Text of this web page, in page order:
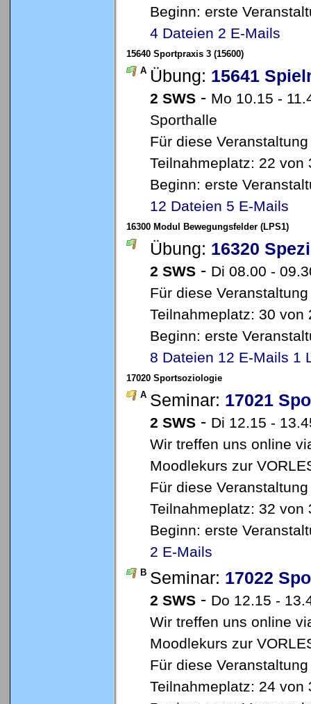
Beginn: erste
4 Dateien 2 E-Mails
15640 Sportpraxis 3 (15600)
A Übung: 15641
2 SWS - Mo 10.15 -
Sporthalle
Für diese
Teilnahmeplatz: 22 von
Beginn: erste
12 Dateien 5 E-Mails
16300 Modul Bewegungsfelder (LPS1)
Übung: 16320
2 SWS - Di 08.00 -
Für diese
Teilnahmeplatz: 30 von
Beginn: erste
8 Dateien 12 E-Mails 1
17020 Sportsoziologie
A Seminar: 17021
2 SWS - Di 12.15 -
Wir treffen uns online
Moodlekurs zur
Für diese
Teilnahmeplatz: 32 von
Beginn: erste
2 E-Mails
B Seminar: 17022
2 SWS - Do 12.15 -
Wir treffen uns online
Moodlekurs zur
Für diese
Teilnahmeplatz: 24 von